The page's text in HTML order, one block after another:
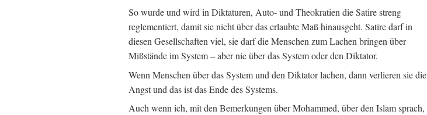
So wurde und wird in Diktaturen, Auto- und Theokratien die Satire streng
reglementiert, damit sie nicht über das erlaubte Maß hinausgeht. Satire darf in
diesen Gesellschaften viel, sie darf die Menschen zum Lachen bringen über
Mißstände im System – aber nie über das System oder den Diktator.
Wenn Menschen über das System und den Diktator lachen, dann verlieren sie die
Angst und das ist das Ende des Systems.
Auch wenn ich, mit den Bemerkungen über Mohammed, über den Islam sprach,